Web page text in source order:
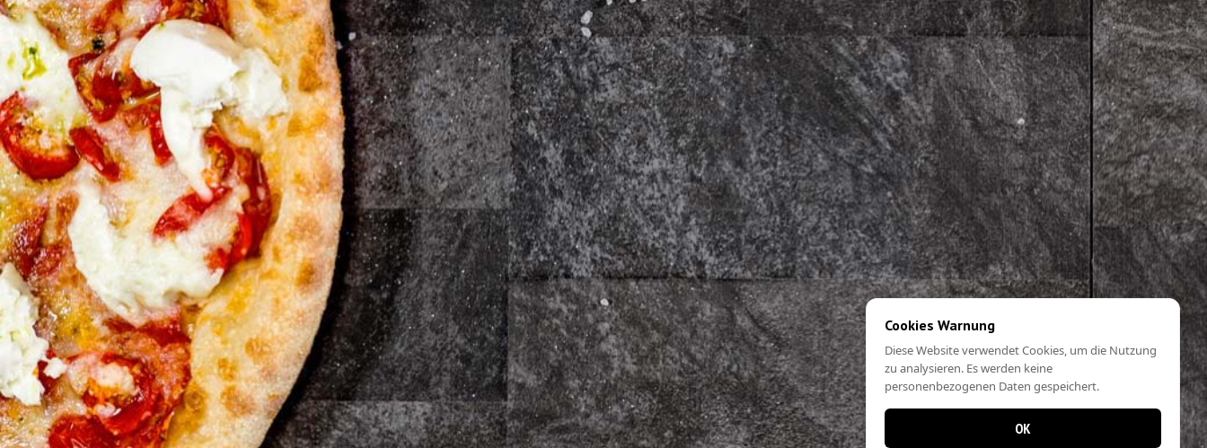
Cookies Warnung
Diese Website verwendet Cookies, um die Nutzung
zu analysieren. Es werden keine
personenbezogenen Daten gespeichert.
OK